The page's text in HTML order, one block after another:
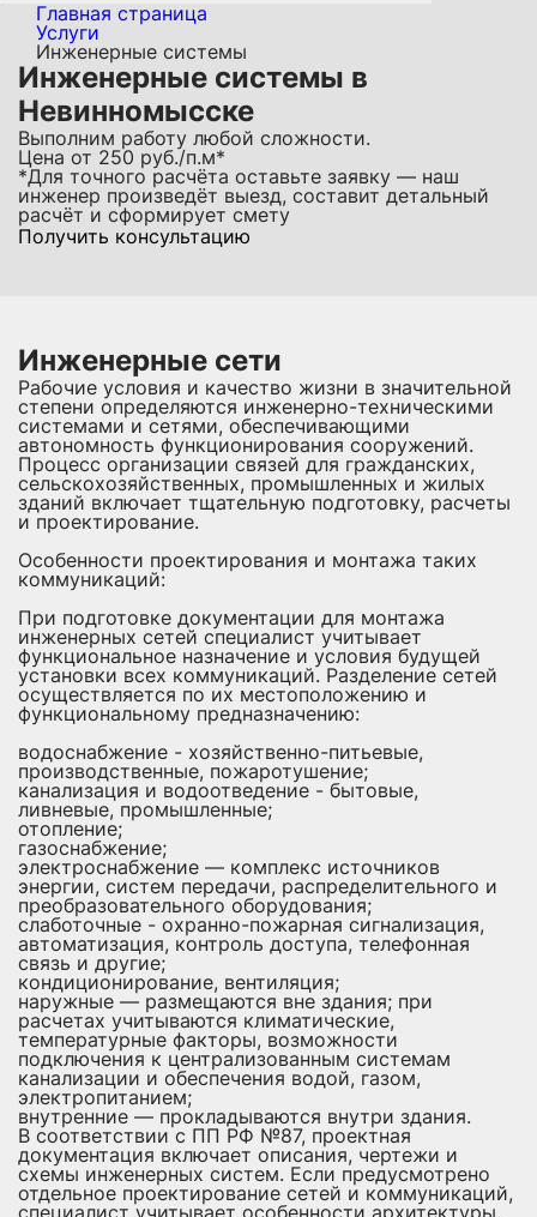
Главная страница
Услуги
Инженерные системы
Инженерные системы в
Невинномысске
Выполним работу любой сложности.
Цена от 250 руб./п.м*
*Для точного расчёта оставьте заявку — наш
инженер произведёт выезд, составит детальный
расчёт и сформирует смету
Получить консультацию
Инженерные сети
Рабочие условия и качество жизни в значительной
степени определяются инженерно-техническими
системами и сетями, обеспечивающими
автономность функционирования сооружений.
Процесс организации связей для гражданских,
сельскохозяйственных, промышленных и жилых
зданий включает тщательную подготовку, расчеты
и проектирование.
Особенности проектирования и монтажа таких
коммуникаций:
При подготовке документации для монтажа
инженерных сетей специалист учитывает
функциональное назначение и условия будущей
установки всех коммуникаций. Разделение сетей
осуществляется по их местоположению и
функциональному предназначению:
водоснабжение - хозяйственно-питьевые,
производственные, пожаротушение;
канализация и водоотведение - бытовые,
ливневые, промышленные;
отопление;
газоснабжение;
электроснабжение — комплекс источников
энергии, систем передачи, распределительного и
преобразовательного оборудования;
слаботочные - охранно-пожарная сигнализация,
автоматизация, контроль доступа, телефонная
связь и другие;
кондиционирование, вентиляция;
наружные — размещаются вне здания; при
расчетах учитываются климатические,
температурные факторы, возможности
подключения к централизованным системам
канализации и обеспечения водой, газом,
электропитанием;
внутренние — прокладываются внутри здания.
В соответствии с ПП РФ №87, проектная
документация включает описания, чертежи и
схемы инженерных систем. Если предусмотрено
отдельное проектирование сетей и коммуникаций,
специалист учитывает особенности архитектуры,